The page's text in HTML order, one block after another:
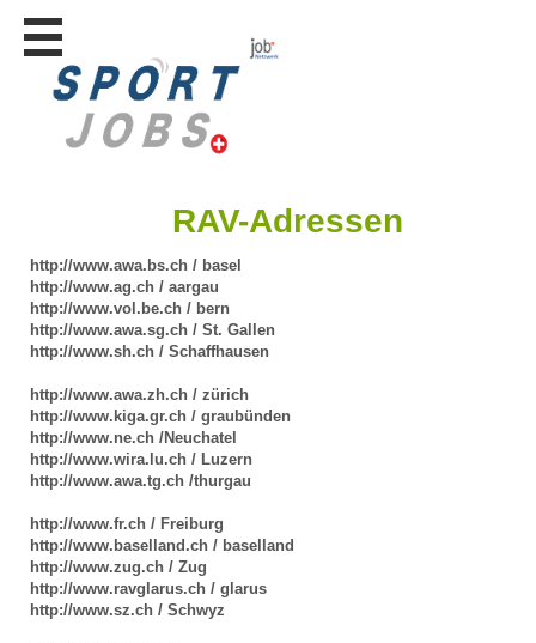
Stellen
finden
inserieren
WERBUNG
publizieren
JOB-
App's
Lehrstellen
finden
Lehrstellen
gratis
inserieren
RAV-Adressen
http://www.awa.bs.ch / basel
http://www.ag.ch / aargau
http://www.vol.be.ch / bern
http://www.awa.sg.ch / St. Gallen
http://www.sh.ch / Schaffhausen
http://www.awa.zh.ch / zürich
http://www.kiga.gr.ch / graubünden
http://www.ne.ch /Neuchatel
http://www.wira.lu.ch / Luzern
http://www.awa.tg.ch /thurgau
http://www.fr.ch / Freiburg
http://www.baselland.ch / baselland
http://www.zug.ch / Zug
http://www.ravglarus.ch / glarus
http://www.sz.ch / Schwyz